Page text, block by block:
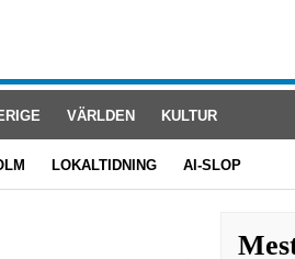
VÄRLDEN KULTUR
LOKALTIDNING AI-SLOP